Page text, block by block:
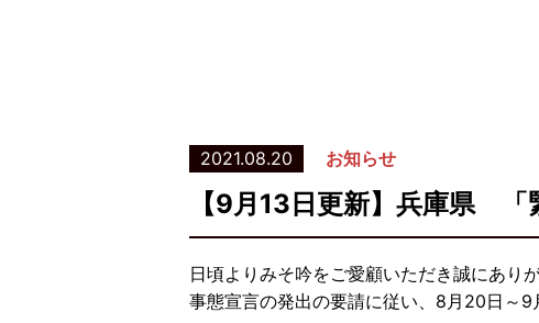
2021.08.20 お知らせ
【9月13日更新】兵庫県 「
日頃よりみそ吟をご愛顧いただき誠にあり
事態宣言の発出の要請に従い、8月20日～